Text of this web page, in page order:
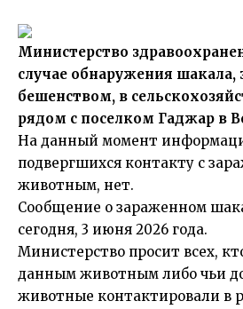
Министерство
случае обнаружения шакала,
бешенством, в
рядом с поселком Гаджар в
На данный момент
подвергшихся контакту с
животным, нет.
Сообщение о зараженном
сегодня, 3 июня 2026 года.
Министерство просит всех,
данным животным либо чьи
животные контактировали в